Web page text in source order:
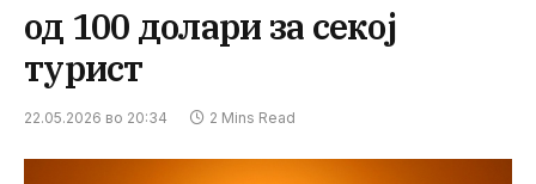
од 100 долари за секој
турист
22.05.2026 во 20:34 2 Mins Read